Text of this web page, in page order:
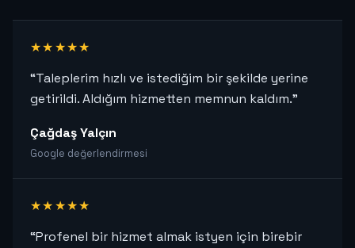
★★★★★
“Taleplerim hızlı ve istediğim bir şekilde yerine
getirildi. Aldığım hizmetten memnun kaldım.”
Çağdaş Yalçın
Google değerlendirmesi
★★★★★
“Profenel bir hizmet almak istyen için birebir